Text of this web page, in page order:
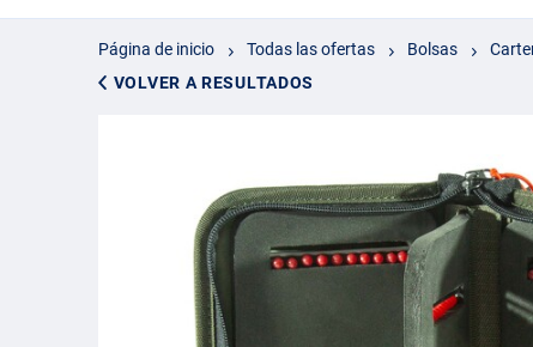
Página de inicio Todas las ofertas Bolsas
VOLVER A RESULTADOS